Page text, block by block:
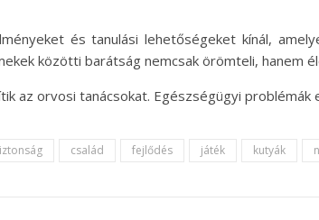
és tanulási lehetőségeket kínál,
közötti barátság nemcsak örömteli, hanem
az orvosi tanácsokat. Egészségügyi
család fejlődés játék kutyák